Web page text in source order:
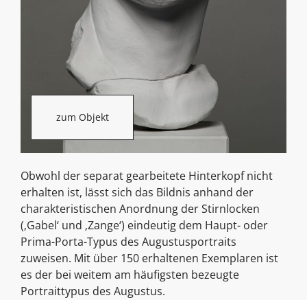
zum Objekt
Obwohl der separat gearbeitete Hinterkopf nicht
erhalten ist, lässt sich das Bildnis anhand der
charakteristischen Anordnung der Stirnlocken
(‚Gabel‘ und ‚Zange‘) eindeutig dem Haupt- oder
Prima-Porta-Typus des Augustusportraits
zuweisen. Mit über 150 erhaltenen Exemplaren ist
es der bei weitem am häufigsten bezeugte
Portraittypus des Augustus.